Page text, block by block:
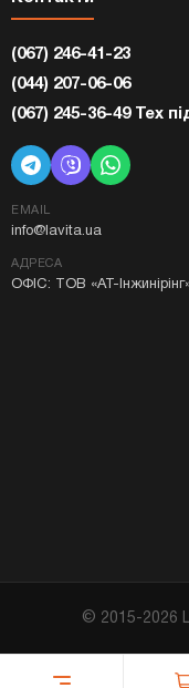
(067) 246-41-23
(044) 207-06-06
(067) 245-36-49 Тех
EMAIL
info@lavita.ua
АДРЕСА
ОФІС: ТОВ «АТ-
© 2015-2026
браузері.
Продовжити